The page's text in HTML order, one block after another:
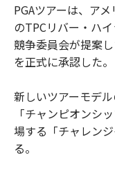
PGAツアーは、ア
のTPCリバー・ハ
競争委員会が提案
を正式に承認した。
新しいツアーモデ
「チャンピオンシ
場する「チャレン
る。